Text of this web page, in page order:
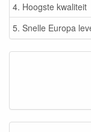
4. Hoogste kwaliteit
5. Snelle Europa